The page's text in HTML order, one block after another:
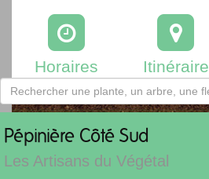
Horaires Itinéraire
Pépinière Côté Sud
Les Artisans du Végétal